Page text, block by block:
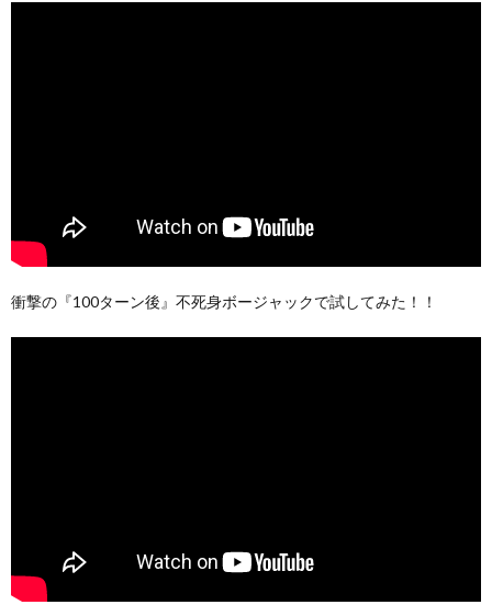
衝撃の『100ターン後』不死身ボージャックで試してみた！！